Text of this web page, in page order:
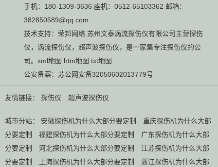
手机：180-1309-3636 座机：0512-65103362 邮箱：
382850589@qq.com
技术支持： 荣邦网络苏州文泰涡流探伤仪有限公司主营探伤
仪， 涡流探伤仪， 超声波探伤仪，是一家集专注探伤仪的公
司。 xml地图 htm地图 txt地图
公安备案： 苏公网安备32050602013779号
友情链接： 探伤仪 超声波探伤仪
城市分站： 安徽探伤机为什么大部分要定制
重庆探伤机为什么大部
分要定制
福建探伤机为什么大部分要定制
广东探伤机为什么大部
分要定制
河北探伤机为什么大部分要定制
江苏探伤机为什么大部
分要定制
上海探伤机为什么大部分要定制
浙江探伤机为什么大部